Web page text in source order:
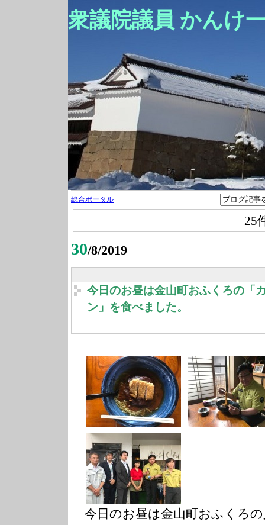
衆議院議員 かんけ
総合ポータル
25
30/8/2019
今日のお昼は金山町おふくろの「
ン」を食べました。
今日のお昼は金山町おふくろ